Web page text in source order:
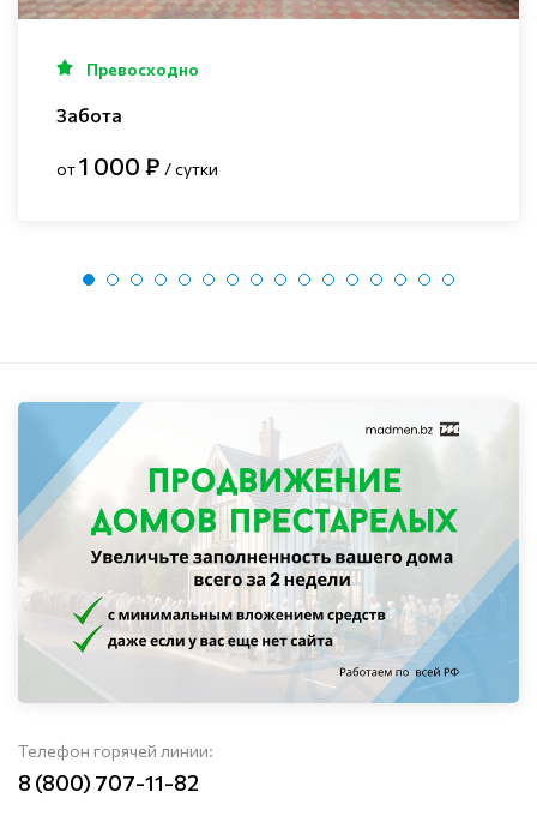
Превосходно
Забота
от1 000 ₽ / сутки
Телефон горячей линии:
8 (800) 707-11-82